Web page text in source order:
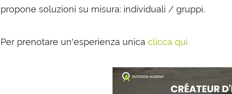
propone soluzioni su misura: individuali / gruppi.
Per prenotare un'esperienza unica clicca qui